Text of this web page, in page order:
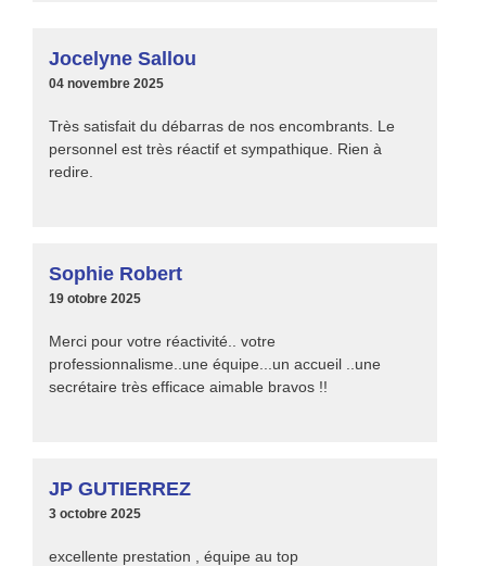
Jocelyne Sallou
04 novembre 2025
Très satisfait du débarras de nos encombrants. Le
personnel est très réactif et sympathique. Rien à
redire.
Sophie Robert
19 otobre 2025
Merci pour votre réactivité.. votre
professionnalisme..une équipe...un accueil ..une
secrétaire très efficace aimable bravos !!
JP GUTIERREZ
3 octobre 2025
excellente prestation , équipe au top